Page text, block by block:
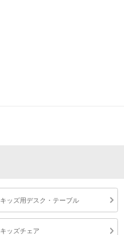
キッズ用デスク・テーブル
キッズチェア